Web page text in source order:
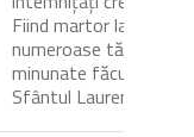
Fiind martor la
numeroase tămăduiri
minunate făcute de
Sfântul Laurențiu,...